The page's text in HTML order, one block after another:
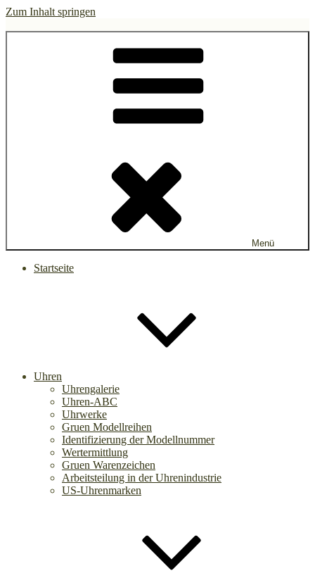
Zum Inhalt springen
Menü
Startseite
Uhren
Uhrengalerie
Uhren-ABC
Uhrwerke
Gruen Modellreihen
Identifizierung der Modellnummer
Wertermittlung
Gruen Warenzeichen
Arbeitsteilung in der Uhrenindustrie
US-Uhrenmarken